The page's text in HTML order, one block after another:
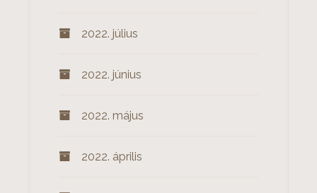
2022. július
2022. június
2022. május
2022. április